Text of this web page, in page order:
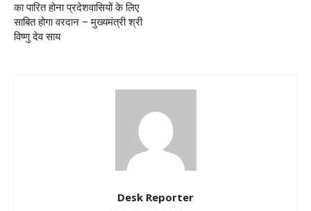
का पारित होना प्रदेशवासियों के लिए
साबित होगा वरदान – मुख्यमंत्री श्री
विष्णु देव साय
Desk Reporter